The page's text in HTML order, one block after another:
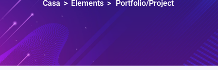
Casa > Elements > Portfolio/Project